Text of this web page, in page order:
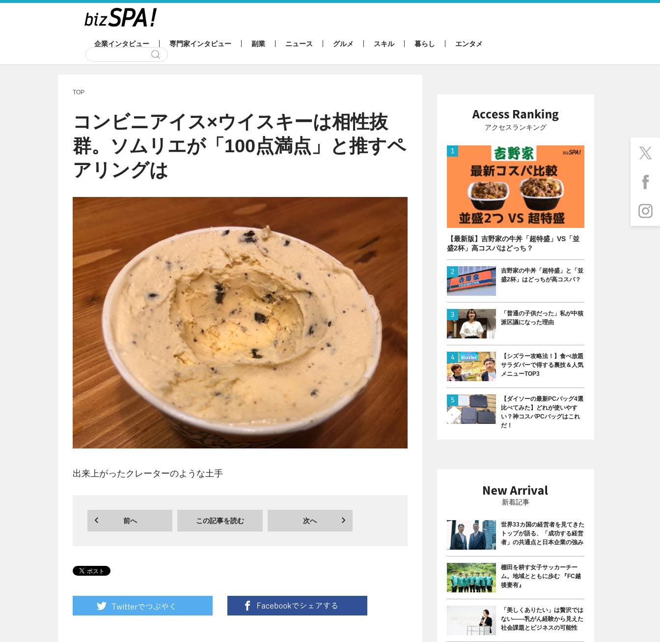
企業インタビュー 専門家インタビュー 副業 ニュース グルメ スキル 暮らし エンタメ
TOP
コンビニアイス×ウイスキーは相性抜
群。ソムリエが「100点満点」と推すペ
アリングは
出来上がったクレーターのような土手
前へ この記事を読む 次へ
アクセスランキング
【最新版】吉野家の牛丼「超特盛」VS「並
盛2杯」高コスパはどっち？
吉野家の牛丼「超特盛」と「並
盛2杯」はどっちが高コスパ？
「普通の子供だった」私が中核
派区議になった理由
【シズラー攻略法！】食べ放題
サラダバーで得する裏技＆人気
メニューTOP3
【ダイソーの最新PCバッグ4選
比べてみた】どれが使いやす
い？神コスパPCバッグはこれ
だ！
新着記事
世界33カ国の経営者を見てきた
トップが語る、「成功する経営
者」の共通点と日本企業の強み
棚田を耕す女子サッカーチー
ム。地域とともに歩む 『FC越
後妻有』
「美しくありたい」は贅沢では
ない――乳がん経験から見えた
社会課題とビジネスの可能性